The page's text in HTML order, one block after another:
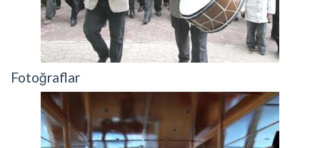
Fotoğraflar